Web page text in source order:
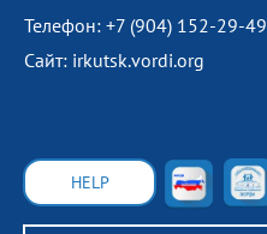
Телефон: +7 (904) 152-29-49
Сайт: irkutsk.vordi.org
HELP